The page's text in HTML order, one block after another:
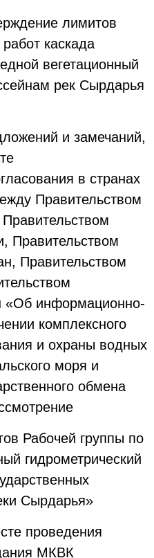
лимитов
каскада
вегетационный
рек Сырдарья
и замечаний,
в странах
Правительством
Правительством
Правительством
«Об информационно-
комплексного
и охраны водных
моря и
обмена
Рабочей группы по
гидрометрический
Сырдарья»
проведения
МКВК